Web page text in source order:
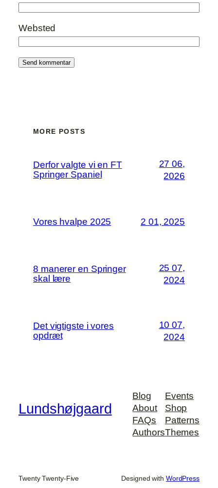
Websted
MORE POSTS
Derfor valgte vi en FT
Springer Spaniel
27 06,
2026
Vores hvalpe 2025 2 01, 2025
8 manerer en Springer
skal lære
25 07,
2024
Det vigtigste i vores
opdræt
10 07,
2024
Lundshøjgaard
Blog
About
FAQs
Authors
Events
Shop
Patterns
Themes
Twenty Twenty-Five Designed with WordPress